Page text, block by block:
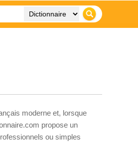
moderne et, lorsque
propose un
ou simples